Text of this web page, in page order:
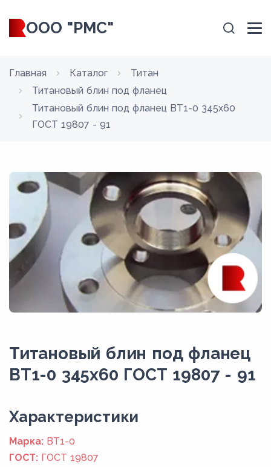
ООО "РМС"
Главная Каталог
Титан
Титановый блин под фланец
Титановый блин под фланец ВТ1-0 345x60
ГОСТ 19807 - 91
Титановый блин под фланец
ВТ1-0 345x60 ГОСТ 19807 - 91
Xарактеристики
Марка: ВТ1-0
ГОСТ: ГОСТ 19807